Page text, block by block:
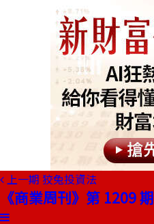
上一期 狡兔投資法
《商業周刊》第 1209 期